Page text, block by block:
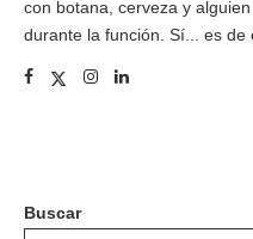
con botana, cerveza y
durante la función. Sí... es de
Buscar